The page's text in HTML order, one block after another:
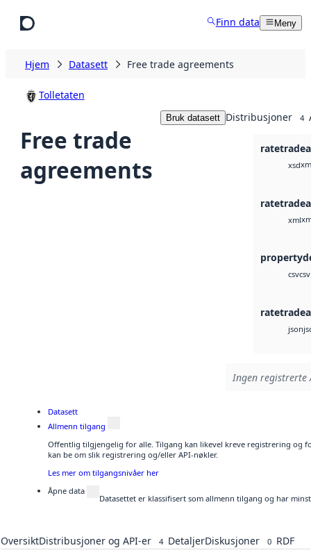
Finn data Meny
Hjem Datasett Free trade agreements
Tolletaten
Free trade
agreements
Bruk datasett Distribusjoner 4
xsd
xml
csvcsv
json
Ingen registrerte
Datasett
Allmenn tilgang
Offentlig tilgjengelig for alle. Tilgang kan likevel kreve registrering og
kan be om slik registrering og/eller API-nøkler.
Les mer om tilgangsnivåer her
Åpne data
Datasettet er klassifisert som allmenn tilgang og har
OversiktDistribusjoner og API-er 4 DetaljerDiskusjoner 0 RDF